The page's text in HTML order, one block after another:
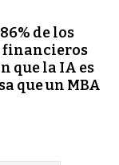
de los
financieros
que la IA es
que un MBA